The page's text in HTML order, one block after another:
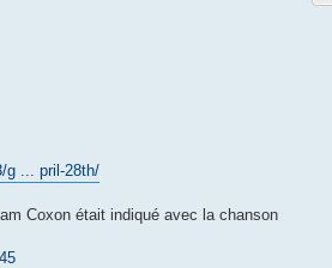
g ... pril-28th/
Coxon était indiqué avec la chanson